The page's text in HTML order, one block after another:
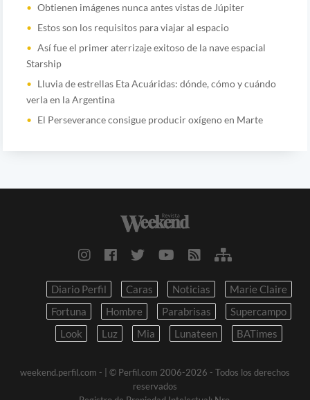
Obtienen imágenes nunca antes vistas de Júpiter
Estos son los requisitos para viajar al espacio
Así fue el primer aterrizaje exitoso de la nave espacial
Starship
Lluvia de estrellas Eta Acuáridas: dónde, cómo y cuándo
verla en la Argentina
El Perseverance consigue producir oxígeno en Marte
Diario Perfil Caras Noticias
Marie Claire
Fortuna
Hombre Parabrisas
Supercampo
Look
Luz Mia Lunateen BATimes
weekend.perfil.com -
| © Perfil.com 2006-2026 - Todos los derechos
reservados